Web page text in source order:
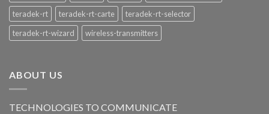
teradek-rt
teradek-rt-carte
teradek-rt-selector
teradek-rt-wizard
wireless-transmitters
ABOUT US
TECHNOLOGIES TO COMMUNICATE